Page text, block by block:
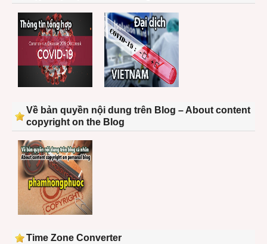
Về bản quyền nội dung trên Blog – About content
copyright on the Blog
Time Zone Converter